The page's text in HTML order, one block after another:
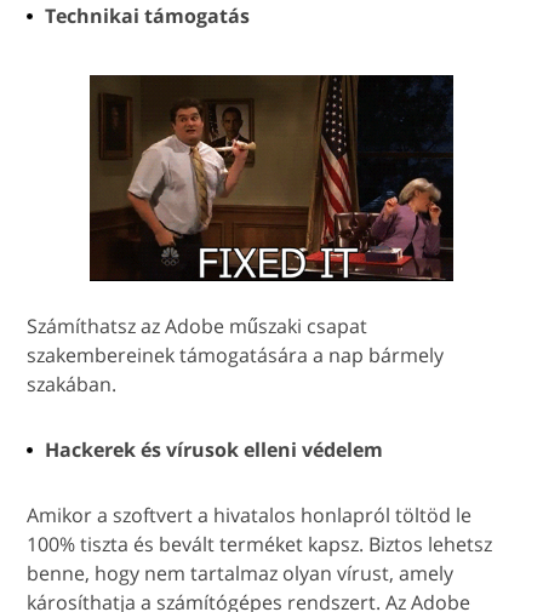
Technikai támogatás
Számíthatsz az Adobe műszaki csapat
szakembereinek támogatására a nap bármely
szakában.
Hackerek és vírusok elleni védelem
Amikor a szoftvert a hivatalos honlapról töltöd le
100% tiszta és bevált terméket kapsz. Biztos lehetsz
benne, hogy nem tartalmaz olyan vírust, amely
károsíthatja a számítógépes rendszert. Az Adobe